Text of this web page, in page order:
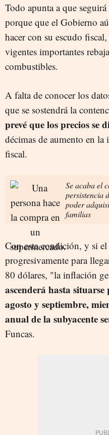
Todo apunta a que
porque que el Gobierno
hacer con su escudo
vigentes importantes
combustibles.
A falta de conocer los
que se sostendrá la
prevé que los precios se
décimas de aumento en
fiscal.
Se acaba el
persistencia
poder
familias
Con esta condición, y si
progresivamente para
80 dólares, "la inflación
ascenderá hasta
agosto y septiembre,
anual de la subyacente
Funcas.